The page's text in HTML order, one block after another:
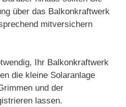
über das Balkonkraftwerk
mitversichern
Ihr Balkonkraftwerk
die kleine Solaranlage
und der
lassen.